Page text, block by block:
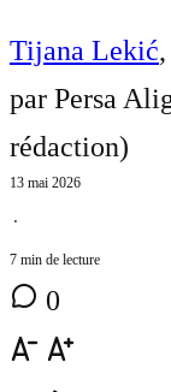
Tijana Lekić
par Persa
rédaction)
13 mai 2026
⋅
7 min de lecture
0